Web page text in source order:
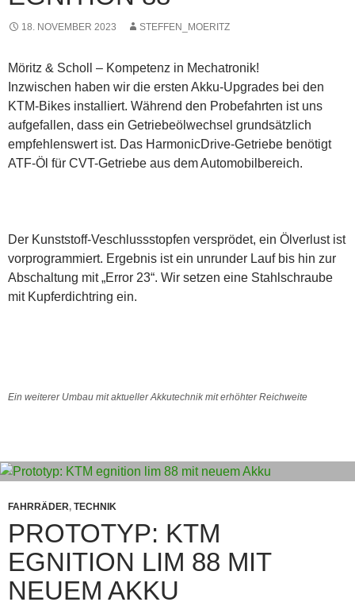
18. NOVEMBER 2023 STEFFEN_MOERITZ
Möritz & Scholl – Kompetenz in Mechatronik!
Inzwischen haben wir die ersten Akku-Upgrades bei den
KTM-Bikes installiert. Während den Probefahrten ist uns
aufgefallen, dass ein Getriebeölwechsel grundsätzlich
empfehlenswert ist. Das HarmonicDrive-Getriebe benötigt
ATF-Öl für CVT-Getriebe aus dem Automobilbereich.
Der Kunststoff-Veschlussstopfen versprödet, ein Ölverlust ist
vorprogrammiert. Ergebnis ist ein unrunder Lauf bis hin zur
Abschaltung mit „Error 23“. Wir setzen eine Stahlschraube
mit Kupferdichtring ein.
Ein weiterer Umbau mit aktueller Akkutechnik mit erhöhter Reichweite
FAHRRÄDER, TECHNIK
PROTOTYP: KTM
EGNITION LIM 88 MIT
NEUEM AKKU